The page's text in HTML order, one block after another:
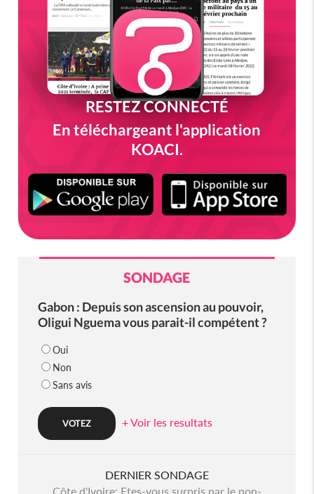
RESTEZ CONNECTÉ
En téléchargeant l'application
KOACI.
SONDAGE
Gabon : Depuis son ascension au pouvoir,
Oligui Nguema vous parait-il compétent ?
Oui
Non
Sans avis
+ Voir les resultats
DERNIER SONDAGE
Côte d'Ivoire: Etes-vous surpris par le non-